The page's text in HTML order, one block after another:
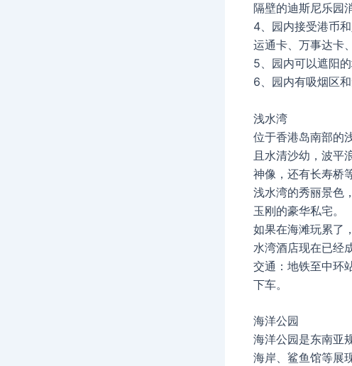
隔壁的迪斯尼乐园
4、园内接受港币
运通卡、万事达卡
5、园内可以遮阳
6、园内有吸烟区
浅水湾
位于香港岛南部的
且水清沙幼，波平
神像，还有长寿桥
浅水湾的秀丽景色
玉刚的豪华私宅。
如果在海滩玩累了
水湾酒店现在已经
交通：地铁至中环
下车。
海洋公园
海洋公园是东南亚
海岸、鲨鱼馆等展